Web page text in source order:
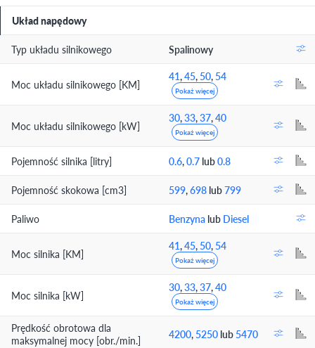
Układ napędowy
Typ układu silnikowego Spalinowy
Moc układu silnikowego [KM]
41,45, 50, 54
Pokaż więcej
Moc układu silnikowego [kW]
30,33,37,40
Pokaż więcej
Pojemność silnika [litry] 0.6,0.7 lub0.8
Pojemność skokowa [cm3] 599,698 lub799
Paliwo Benzyna lub Diesel
Moc silnika [KM]
41,45, 50, 54
Pokaż więcej
Moc silnika [kW]
30,33,37,40
Pokaż więcej
Prędkość obrotowa dla
maksymalnej mocy [obr./min.]
4200, 5250 lub 5470